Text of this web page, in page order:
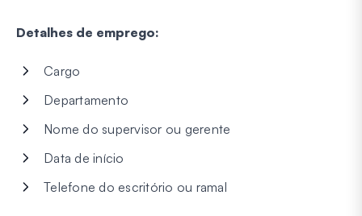
Detalhes de emprego:
Cargo
Departamento
Nome do supervisor ou gerente
Data de início
Telefone do escritório ou ramal